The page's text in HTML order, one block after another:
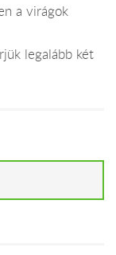
a virágok
legalább két